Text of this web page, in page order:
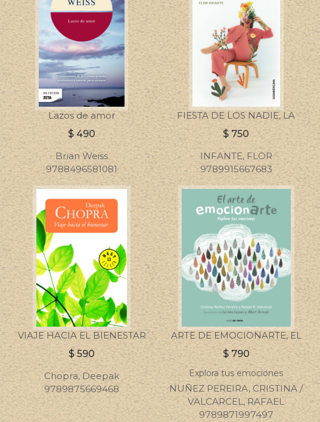
Lazos de amor
$ 490
Brian Weiss
9788496581081
FIESTA DE LOS NADIE, LA
$ 750
INFANTE, FLOR
9789915667683
VIAJE HACIA EL BIENESTAR
$590
Chopra, Deepak
9789875669468
ARTE DE EMOCIONARTE, EL
$ 790
Explora tus emociones
NUÑEZ PEREIRA, CRISTINA /
VALCARCEL, RAFAEL
9789871997497